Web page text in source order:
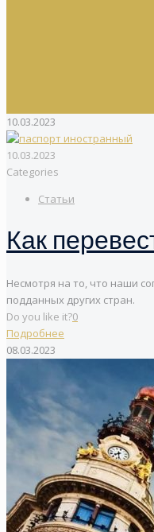
10.03.2023
10.03.2023
Categories
Статьи
Как
Несмотря на то, что наши
подданных других стран.
Do you like it?0
Подробнее
08.03.2023